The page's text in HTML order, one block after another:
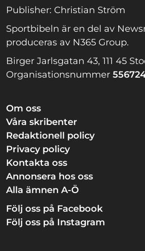
Publisher: Christian Ström
Sportbibeln är en del av
produceras av N365 Group.
Birger Jarlsgatan 43, 111 45
Organisationsnummer
Om oss
Våra skribenter
Redaktionell policy
Privacy policy
Kontakta oss
Annonsera hos oss
Alla ämnen A-Ö
Följ oss på Facebook
Följ oss på Instagram